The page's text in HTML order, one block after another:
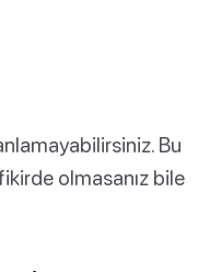
Bu
olmasanız bile